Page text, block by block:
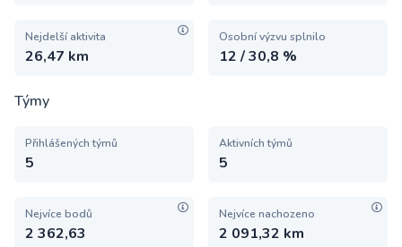
Nejdelší aktivita
26,47 km
Osobní výzvu splnilo
12 / 30,8 %
Týmy
Přihlášených týmů
5
Aktivních týmů
5
Nejvíce bodů
2 362,63
Nejvíce nachozeno
2 091,32 km